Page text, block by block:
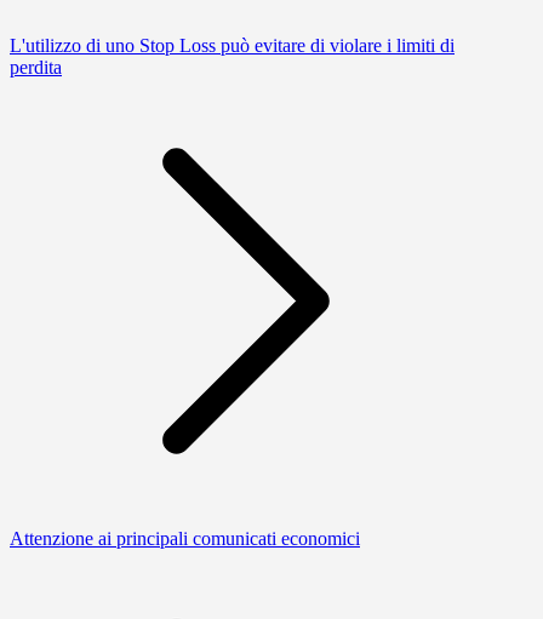
L'utilizzo di uno Stop Loss può evitare di violare i limiti di
perdita
Attenzione ai principali comunicati economici